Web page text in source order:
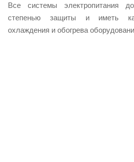
Все системы электропитания
степенью защиты и иметь
охлаждения и обогрева